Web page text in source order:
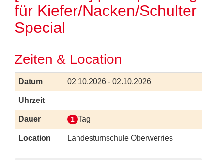
für Kiefer/Nacken/Schulter
Special
Zeiten & Location
Datum 02.10.2026 - 02.10.2026
Uhrzeit
Dauer 1 Tag
Location Landesturnschule Oberwerries